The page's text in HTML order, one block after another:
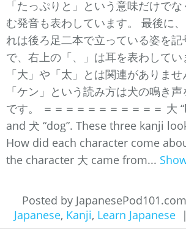
「たっぷりと」という意味だけで
む発音も表わしています。 最後に
れは後ろ足二本で立っている姿を
で、右上の「、」は耳を表わしてい
「大」や「太」とは関連がありませ
「ケン」という読み方は犬の鳴き
です。 ＝＝＝＝＝＝＝＝＝＝＝ 大
and 犬 “dog”. These three kanji
How did each character come
the character 大 came from...
Posted by
Japanese, Kanji, Learn Japanese |